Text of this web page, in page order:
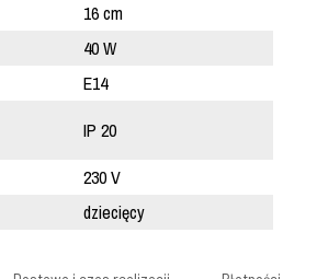
16 cm
40 W
E14
IP 20
230 V
dziecięcy